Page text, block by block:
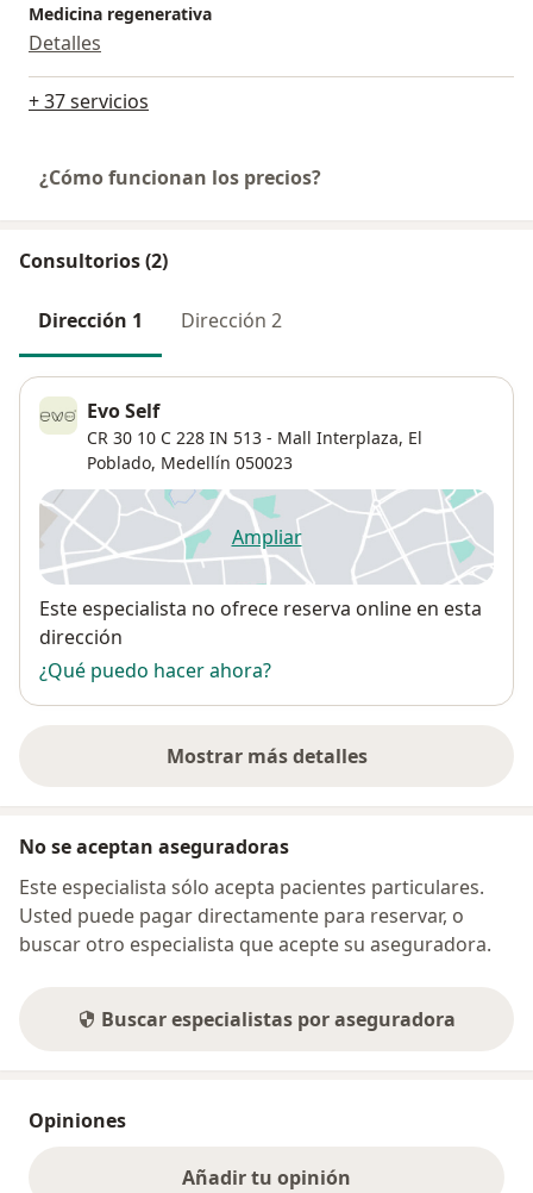
Medicina regenerativa
Detalles
+ 37 servicios
¿Cómo funcionan los precios?
Consultorios (2)
Dirección 1 Dirección 2
Evo Self
CR 30 10 C 228 IN 513 - Mall Interplaza, El
Poblado, Medellín 050023
Ampliarse abre en una nueva
Disponibilidad
Este especialista no ofrece reserva online en esta
dirección
¿Qué puedo hacer ahora?
Mostrar más detalles
sobre la dirección
No se aceptan aseguradoras
Este especialista sólo acepta pacientes particulares.
Usted puede pagar directamente para reservar, o
buscar otro especialista que acepte su aseguradora.
Buscar especialistas por aseguradora
Opiniones
Añadir tu opinión